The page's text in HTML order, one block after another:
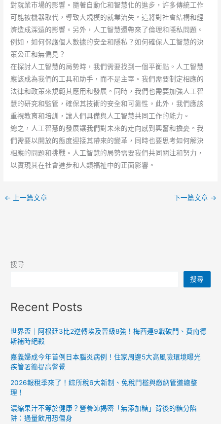
對就業市場的影響。隨著自動化和智慧化的進步，許多傳統工作
可能被機器取代，導致大規模的就業流失。這將對社會結構和經
濟造成深遠的影響。另外，人工智慧還帶來了倫理和隱私問題。
例如，如何保護個人數據的安全和隱私？如何確保人工智慧的決
策公正和無偏見？
在探討人工智慧的局勢時，我們需要找到一個平衡點。人工智慧
應該成為我們的工具和助手，而不是主宰。我們需要制定相應的
法律和政策來規範其應用和發展。同時，我們也需要加強人工智
慧的研究和監管，確保其技術的安全和可靠性。此外，我們應該
重視教育和培訓，讓人們具備與人工智慧共同工作的能力。
總之，人工智慧的發展讓我們對未來的走向感到興奮和擔憂。我
們需要以開放的態度迎接其帶來的變革，同時也要思考如何解決
相應的問題和挑戰。人工智慧的局勢需要我們共同關注和努力，
以實現其在社會進步和人類福祉中的正面影響。
← 上一篇文章 下一篇文章 →
搜尋
搜尋
Recent Posts
世界盃｜阿根廷3比2逆轉埃及晉級8強！梅西連9戰破門、費南德
斯補時絕殺
嘉義婦成今年首例日本腦炎病例！住家周邊5大高風險環境曝光
疾管署籲提高警覺
2026報稅季來了！綜所稅6大新制、免稅門檻與繳納管道總整
理！
濃縮果汁不等於健康？營養師揭密「無添加糖」背後的糖分陷
阱：過量飲用恐傷身